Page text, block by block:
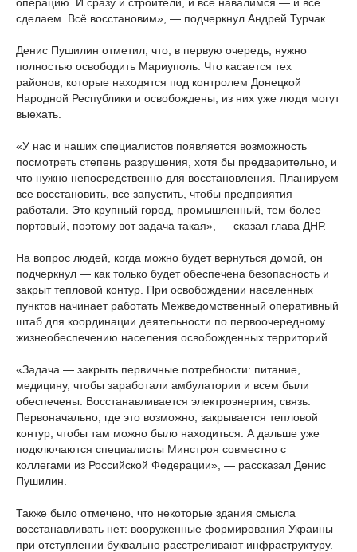
сделаем. Всё восстановим», — подчеркнул Андрей Турчак.
Денис Пушилин отметил, что, в первую очередь, нужно
полностью освободить Мариуполь. Что касается тех
районов, которые находятся под контролем Донецкой
Народной Республики и освобождены, из них уже люди могут
выехать.
«У нас и наших специалистов появляется возможность
посмотреть степень разрушения, хотя бы предварительно, и
что нужно непосредственно для восстановления. Планируем
все восстановить, все запустить, чтобы предприятия
работали. Это крупный город, промышленный, тем более
портовый, поэтому вот задача такая», — сказал глава ДНР.
На вопрос людей, когда можно будет вернуться домой, он
подчеркнул — как только будет обеспечена безопасность и
закрыт тепловой контур. При освобождении населенных
пунктов начинает работать Межведомственный оперативный
штаб для координации деятельности по первоочередному
жизнеобеспечению населения освобожденных территорий.
«Задача — закрыть первичные потребности: питание,
медицину, чтобы заработали амбулатории и всем были
обеспечены. Восстанавливается электроэнергия, связь.
Первоначально, где это возможно, закрывается тепловой
контур, чтобы там можно было находиться. А дальше уже
подключаются специалисты Минстроя совместно с
коллегами из Российской Федерации», — рассказал Денис
Пушилин.
Также было отмечено, что некоторые здания смысла
восстанавливать нет: вооруженные формирования Украины
при отступлении буквально расстреливают инфраструктуру.